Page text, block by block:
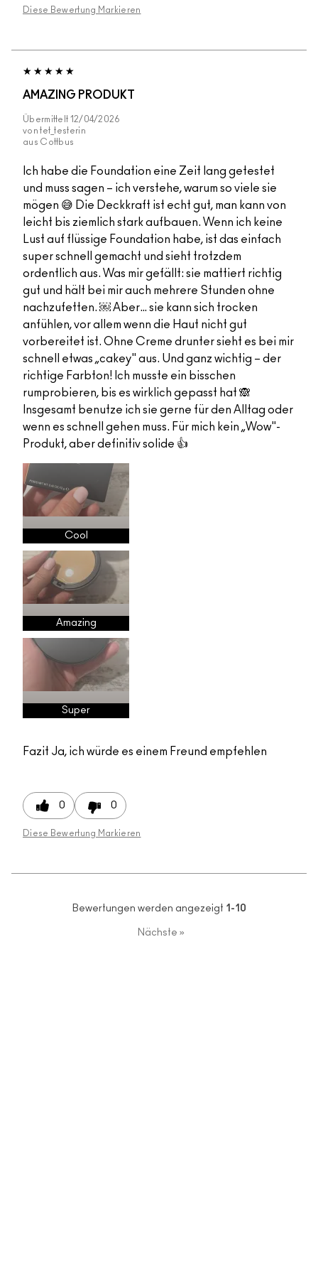
Diese Bewertung Markieren
AMAZING PRODUKT
Übermittelt 12/04/2026
von tet_testerin
aus Cottbus
Ich habe die Foundation eine Zeit lang getestet
und muss sagen – ich verstehe, warum so viele sie
mögen 😅 Die Deckkraft ist echt gut, man kann von
leicht bis ziemlich stark aufbauen. Wenn ich keine
Lust auf flüssige Foundation habe, ist das einfach
super schnell gemacht und sieht trotzdem
ordentlich aus. Was mir gefällt: sie mattiert richtig
gut und hält bei mir auch mehrere Stunden ohne
nachzufetten. ￼ Aber… sie kann sich trocken
anfühlen, vor allem wenn die Haut nicht gut
vorbereitet ist. Ohne Creme drunter sieht es bei mir
schnell etwas „cakey" aus. Und ganz wichtig – der
richtige Farbton! Ich musste ein bisschen
rumprobieren, bis es wirklich gepasst hat 🙈
Insgesamt benutze ich sie gerne für den Alltag oder
wenn es schnell gehen muss. Für mich kein „Wow"-
Produkt, aber definitiv solide 👍
Cool
Amazing
Super
Fazit Ja, ich würde es einem Freund empfehlen
0 0
Diese Bewertung Markieren
Bewertungen werden angezeigt 1-10
Nächste »